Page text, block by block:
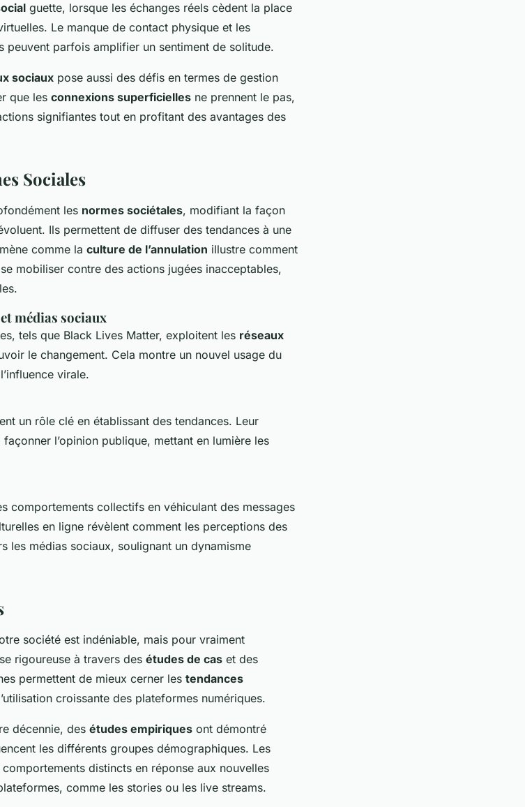
guette, lorsque les échanges réels cèdent la place
Le manque de contact physique et les
peuvent parfois amplifier un sentiment de solitude.
sociaux pose aussi des défis en termes de gestion
que les connexions superficielles ne prennent le pas,
signifiantes tout en profitant des avantages des
Sociales
les normes sociétales, modifiant la façon
Ils permettent de diffuser des tendances à une
comme la culture de l’annulation illustre comment
mobiliser contre des actions jugées inacceptables,
médias sociaux
tels que Black Lives Matter, exploitent les réseaux
le changement. Cela montre un nouvel usage du
virale.
un rôle clé en établissant des tendances. Leur
l’opinion publique, mettant en lumière les
comportements collectifs en véhiculant des messages
en ligne révèlent comment les perceptions des
les médias sociaux, soulignant un dynamisme
société est indéniable, mais pour vraiment
rigoureuse à travers des études de cas et des
permettent de mieux cerner les tendances
croissante des plateformes numériques.
décennie, des études empiriques ont démontré
les différents groupes démographiques. Les
distincts en réponse aux nouvelles
comme les stories ou les live streams.